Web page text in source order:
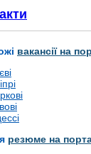
вакансії на
резюме на